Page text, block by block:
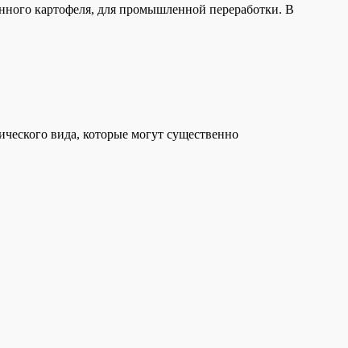
картофеля, для промышленной переработки. В
вида, которые могут существенно